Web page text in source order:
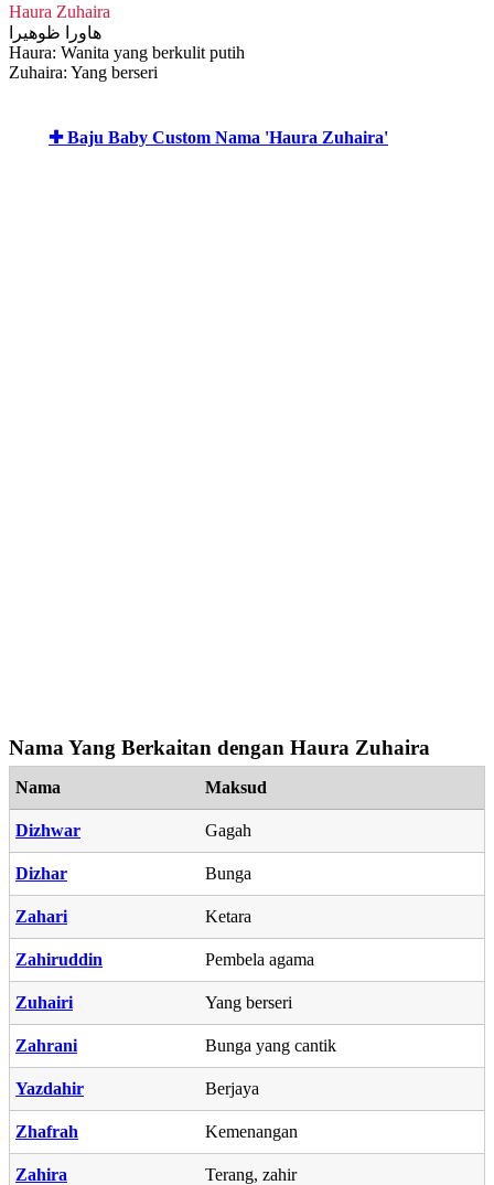
Haura Zuhaira
هاورا ظوهيرا
Haura: Wanita yang berkulit putih
Zuhaira: Yang berseri
✚ Baju Baby Custom Nama 'Haura Zuhaira'
Nama Yang Berkaitan dengan Haura Zuhaira
Nama Maksud
Dizhwar Gagah
Dizhar Bunga
Zahari Ketara
Zahiruddin Pembela agama
Zuhairi Yang berseri
Zahrani Bunga yang cantik
Yazdahir Berjaya
Zhafrah Kemenangan
Zahira Terang, zahir